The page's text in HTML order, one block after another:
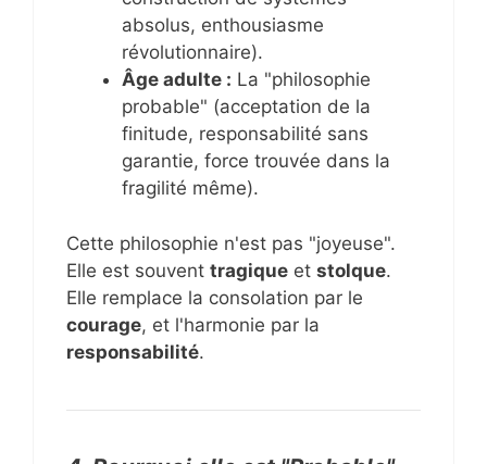
absolus, enthousiasme
révolutionnaire).
Âge adulte : La "philosophie
probable" (acceptation de la
finitude, responsabilité sans
garantie, force trouvée dans la
fragilité même).
Cette philosophie n'est pas "joyeuse".
Elle est souvent tragique et stolque.
Elle remplace la consolation par le
courage, et l'harmonie par la
responsabilité.